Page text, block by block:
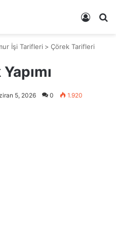
Kayıt
İşi Tarifleri > Çörek Tarifleri
5, 2026 0 1.920